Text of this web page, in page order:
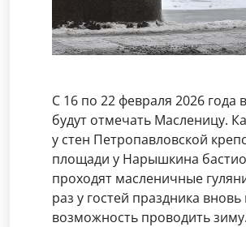
С 16 по 22 февраля 2026 года
будут отмечать Масленицу.
у стен Петропавловской
площади у Нарышкина
проходят масленичные
раз у гостей праздника вновь
возможность проводить зиму.